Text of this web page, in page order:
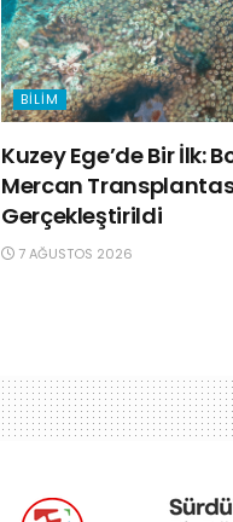
BILIM
Kuzey Ege’de Bir İlk:
Mercan
Gerçekleştirildi
7 AĞUSTOS 2026